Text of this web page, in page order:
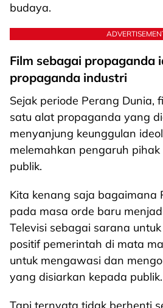
budaya.
Film sebagai propaganda
propaganda industri
Sejak periode Perang Dunia,
satu alat propaganda yang
menyanjung keunggulan
melemahkan pengaruh
publik.
Kita kenang saja bagaimana
pada masa orde baru
Televisi sebagai sarana
positif pemerintah di mata
untuk mengawasi dan
yang disiarkan kepada publik.